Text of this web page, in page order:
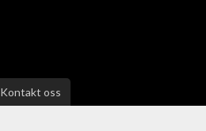
Kontakt oss